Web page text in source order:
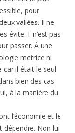
pour
vallées. Il ne
évite. Il n’est pas
passer. À une
motrice ni
car il était le seul
bien des cas
à la manière du
l’économie et le
dépendre. Non lui